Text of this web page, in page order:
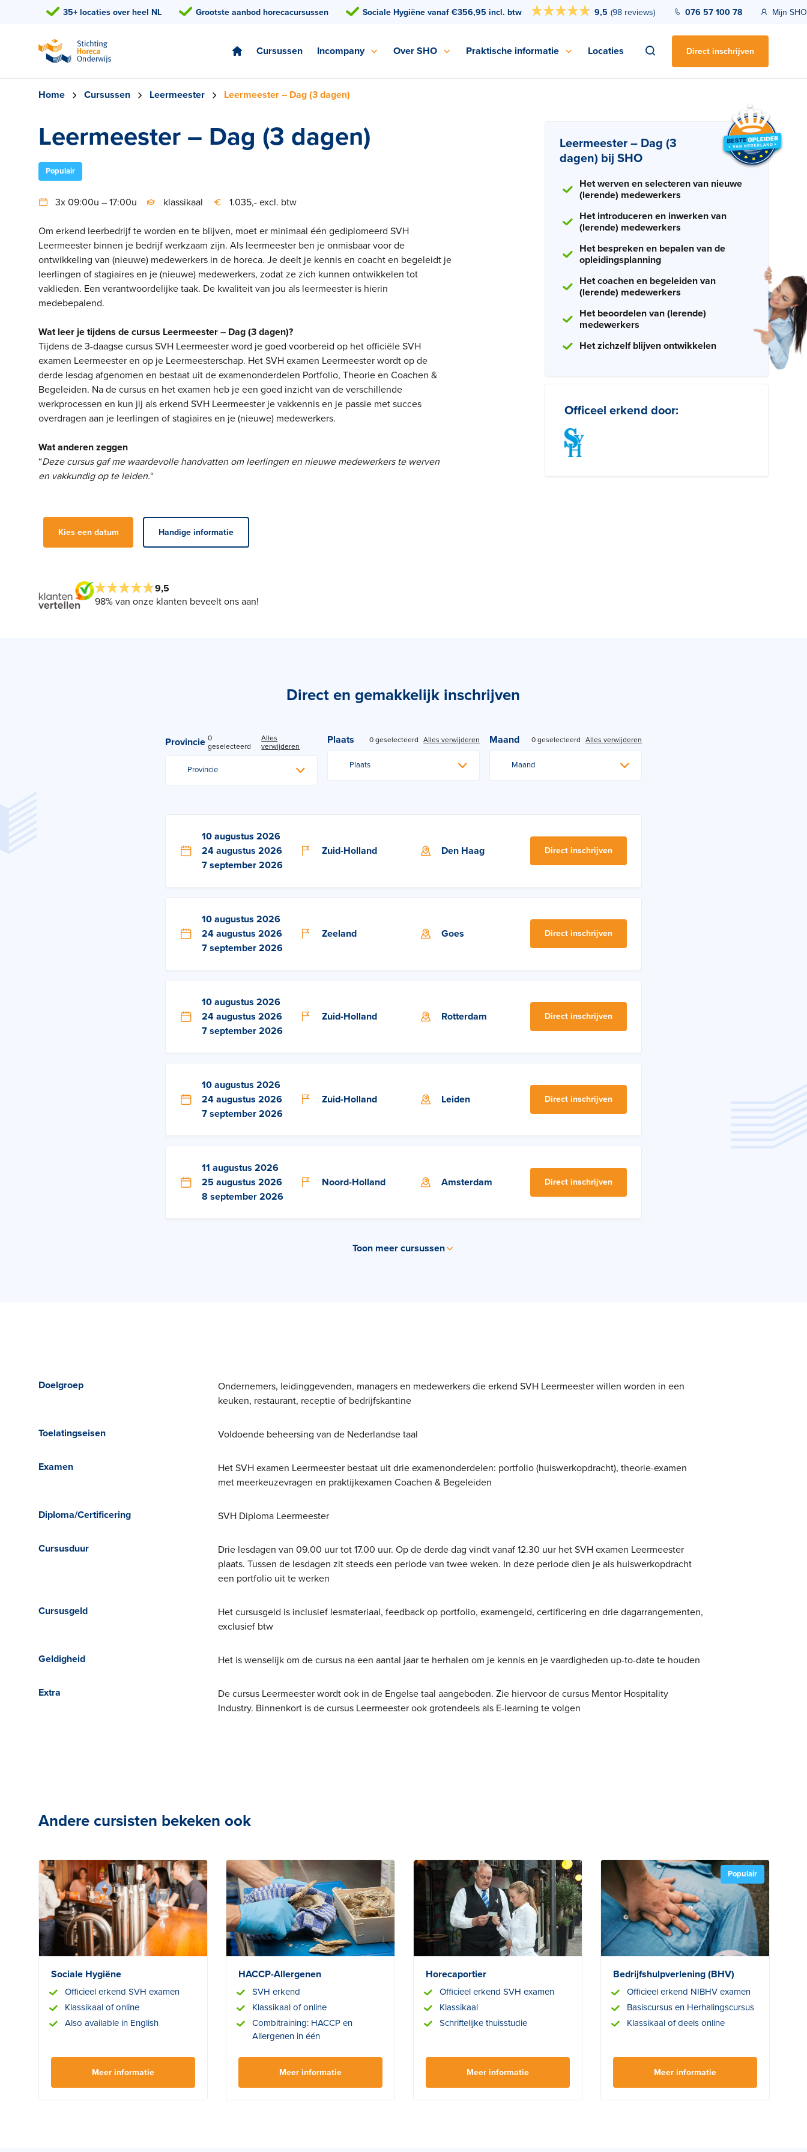
35+ locaties over heel NL Grootste aanbod horecacursussen Sociale Hygiëne vanaf €356,95 incl. btw 9,5 (98 reviews) 076 57 100 78 Mijn SHO
Cursussen Incompany Over SHO Praktische informatie Locaties Direct inschrijven
Home Cursussen Leermeester Leermeester – Dag (3 dagen)
Leermeester – Dag (3 dagen)
Populair
3x 09:00u – 17:00u klassikaal 1.035,- excl. btw
Om erkend leerbedrijf te worden en te blijven, moet er minimaal één gediplomeerd SVH
Leermeester binnen je bedrijf werkzaam zijn. Als leermeester ben je onmisbaar voor de
ontwikkeling van (nieuwe) medewerkers in de horeca. Je deelt je kennis en coacht en begeleidt je
leerlingen of stagiaires en je (nieuwe) medewerkers, zodat ze zich kunnen ontwikkelen tot
vaklieden. Een verantwoordelijke taak. De kwaliteit van jou als leermeester is hierin
medebepalend.
Wat leer je tijdens de cursus Leermeester – Dag (3 dagen)?
Tijdens de 3-daagse cursus SVH Leermeester word je goed voorbereid op het officiële SVH
examen Leermeester en op je Leermeesterschap. Het SVH examen Leermeester wordt op de
derde lesdag afgenomen en bestaat uit de examenonderdelen Portfolio, Theorie en Coachen &
Begeleiden. Na de cursus en het examen heb je een goed inzicht van de verschillende
werkprocessen en kun jij als erkend SVH Leermeester je vakkennis en je passie met succes
overdragen aan je leerlingen of stagiaires en je (nieuwe) medewerkers.
Wat anderen zeggen
“Deze cursus gaf me waardevolle handvatten om leerlingen en nieuwe medewerkers te werven
en vakkundig op te leiden.“
Kies een datum Handige informatie
9,5
98% van onze klanten beveelt ons aan!
Leermeester – Dag (3
dagen) bij SHO
Het werven en selecteren van nieuwe
(lerende) medewerkers
Het introduceren en inwerken van
(lerende) medewerkers
Het bespreken en bepalen van de
opleidingsplanning
Het coachen en begeleiden van
(lerende) medewerkers
Het beoordelen van (lerende)
medewerkers
Het zichzelf blijven ontwikkelen
Officeel erkend door:
Direct en gemakkelijk inschrijven
Provincie 0
geselecteerd
Alles
verwijderen
Provincie
Plaats 0 geselecteerd Alles verwijderen
Plaats
Maand 0 geselecteerd Alles verwijderen
Maand
10 augustus 2026
24 augustus 2026
7 september 2026
Zuid-Holland Den Haag Direct inschrijven
10 augustus 2026
24 augustus 2026
7 september 2026
Zeeland Goes Direct inschrijven
10 augustus 2026
24 augustus 2026
7 september 2026
Zuid-Holland Rotterdam Direct inschrijven
10 augustus 2026
24 augustus 2026
7 september 2026
Zuid-Holland Leiden Direct inschrijven
11 augustus 2026
25 augustus 2026
8 september 2026
Noord-Holland Amsterdam Direct inschrijven
Toon meer cursussen
Doelgroep
Ondernemers, leidinggevenden, managers en medewerkers die erkend SVH Leermeester willen worden in een
keuken, restaurant, receptie of bedrijfskantine
Toelatingseisen Voldoende beheersing van de Nederlandse taal
Examen
Het SVH examen Leermeester bestaat uit drie examenonderdelen: portfolio (huiswerkopdracht), theorie-examen
met meerkeuzevragen en praktijkexamen Coachen & Begeleiden
Diploma/Certificering SVH Diploma Leermeester
Cursusduur
Drie lesdagen van 09.00 uur tot 17.00 uur. Op de derde dag vindt vanaf 12.30 uur het SVH examen Leermeester
plaats. Tussen de lesdagen zit steeds een periode van twee weken. In deze periode dien je als huiswerkopdracht
een portfolio uit te werken
Cursusgeld
Het cursusgeld is inclusief lesmateriaal, feedback op portfolio, examengeld, certificering en drie dagarrangementen,
exclusief btw
Geldigheid Het is wenselijk om de cursus na een aantal jaar te herhalen om je kennis en je vaardigheden up-to-date te houden
Extra
De cursus Leermeester wordt ook in de Engelse taal aangeboden. Zie hiervoor de cursus Mentor Hospitality
Industry. Binnenkort is de cursus Leermeester ook grotendeels als E-learning te volgen
Andere cursisten bekeken ook
Sociale Hygiëne
Officieel erkend SVH examen
Klassikaal of online
Also available in English
Meer informatie
HACCP-Allergenen
SVH erkend
Klassikaal of online
Combitraining: HACCP en
Allergenen in één
Meer informatie
Horecaportier
Officieel erkend SVH examen
Klassikaal
Schriftelijke thuisstudie
Meer informatie
Bedrijfshulpverlening (BHV)
Officieel erkend NIBHV examen
Basiscursus en Herhalingscursus
Klassikaal of deels online
Populair
Meer informatie